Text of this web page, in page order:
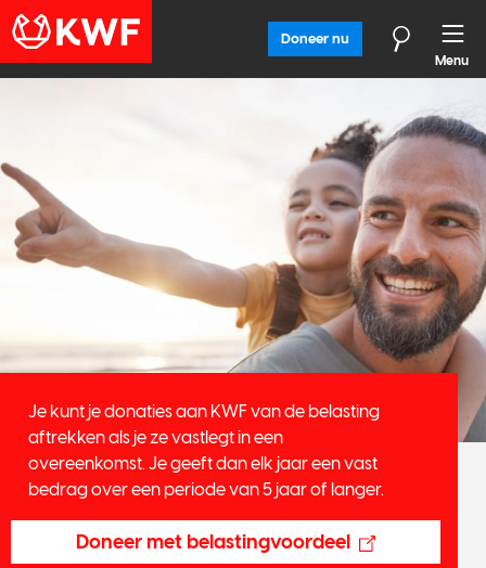
Doneer nu
Menu
Je kunt je donaties aan KWF van de belasting
aftrekken als je ze vastlegt in een
overeenkomst. Je geeft dan elk jaar een vast
bedrag over een periode van 5 jaar of langer.
Doneer met belastingvoordeel